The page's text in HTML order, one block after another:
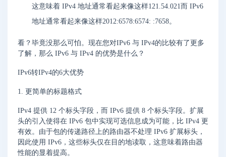
这意味着 IPv4 地址通常看起来像这样121.54.021而 IPv6
地址通常看起来像这样2012:6578:6574: :7658。
看？毕竟没那么可怕。现在您对IPv6 与 IPv4的比较有了更多
了解，那么 IPv6 与 IPv4 的优势是什么？
IPv6转IPv4的6大优势
1. 更简单的标题格式
IPv4 提供 12 个标头字段，而 IPv6 提供 8 个标头字段。扩展
头的引入使得在 IPv6 包中实现可选信息成为可能，比 IPv4 更
有效。由于包的传递路径上的路由器不处理 IPv6 扩展标头，
因此使用 IPv6，这些标头仅在目的地读取，这意味着路由器
性能的显着提高。